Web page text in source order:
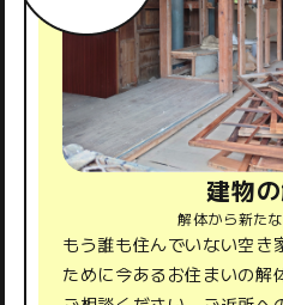
建物
解体から新た
もう誰も住んでいない空き
ために今あるお住まいの解